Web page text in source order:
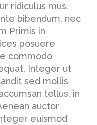
ridiculus mus.
bibendum, nec
Primis in
posuere
commodo
Integer ut
sed mollis
tellus, in
auctor
euismod